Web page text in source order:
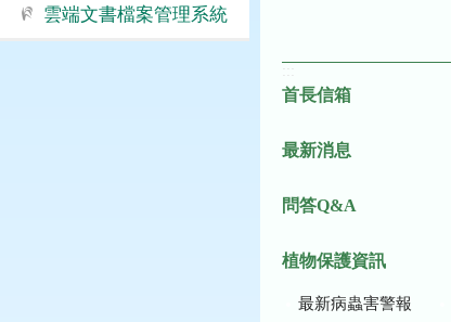
雲端文書檔案管理系統
首長信箱
最新消息
問答Q&A
植物保護資訊
最新病蟲害警報